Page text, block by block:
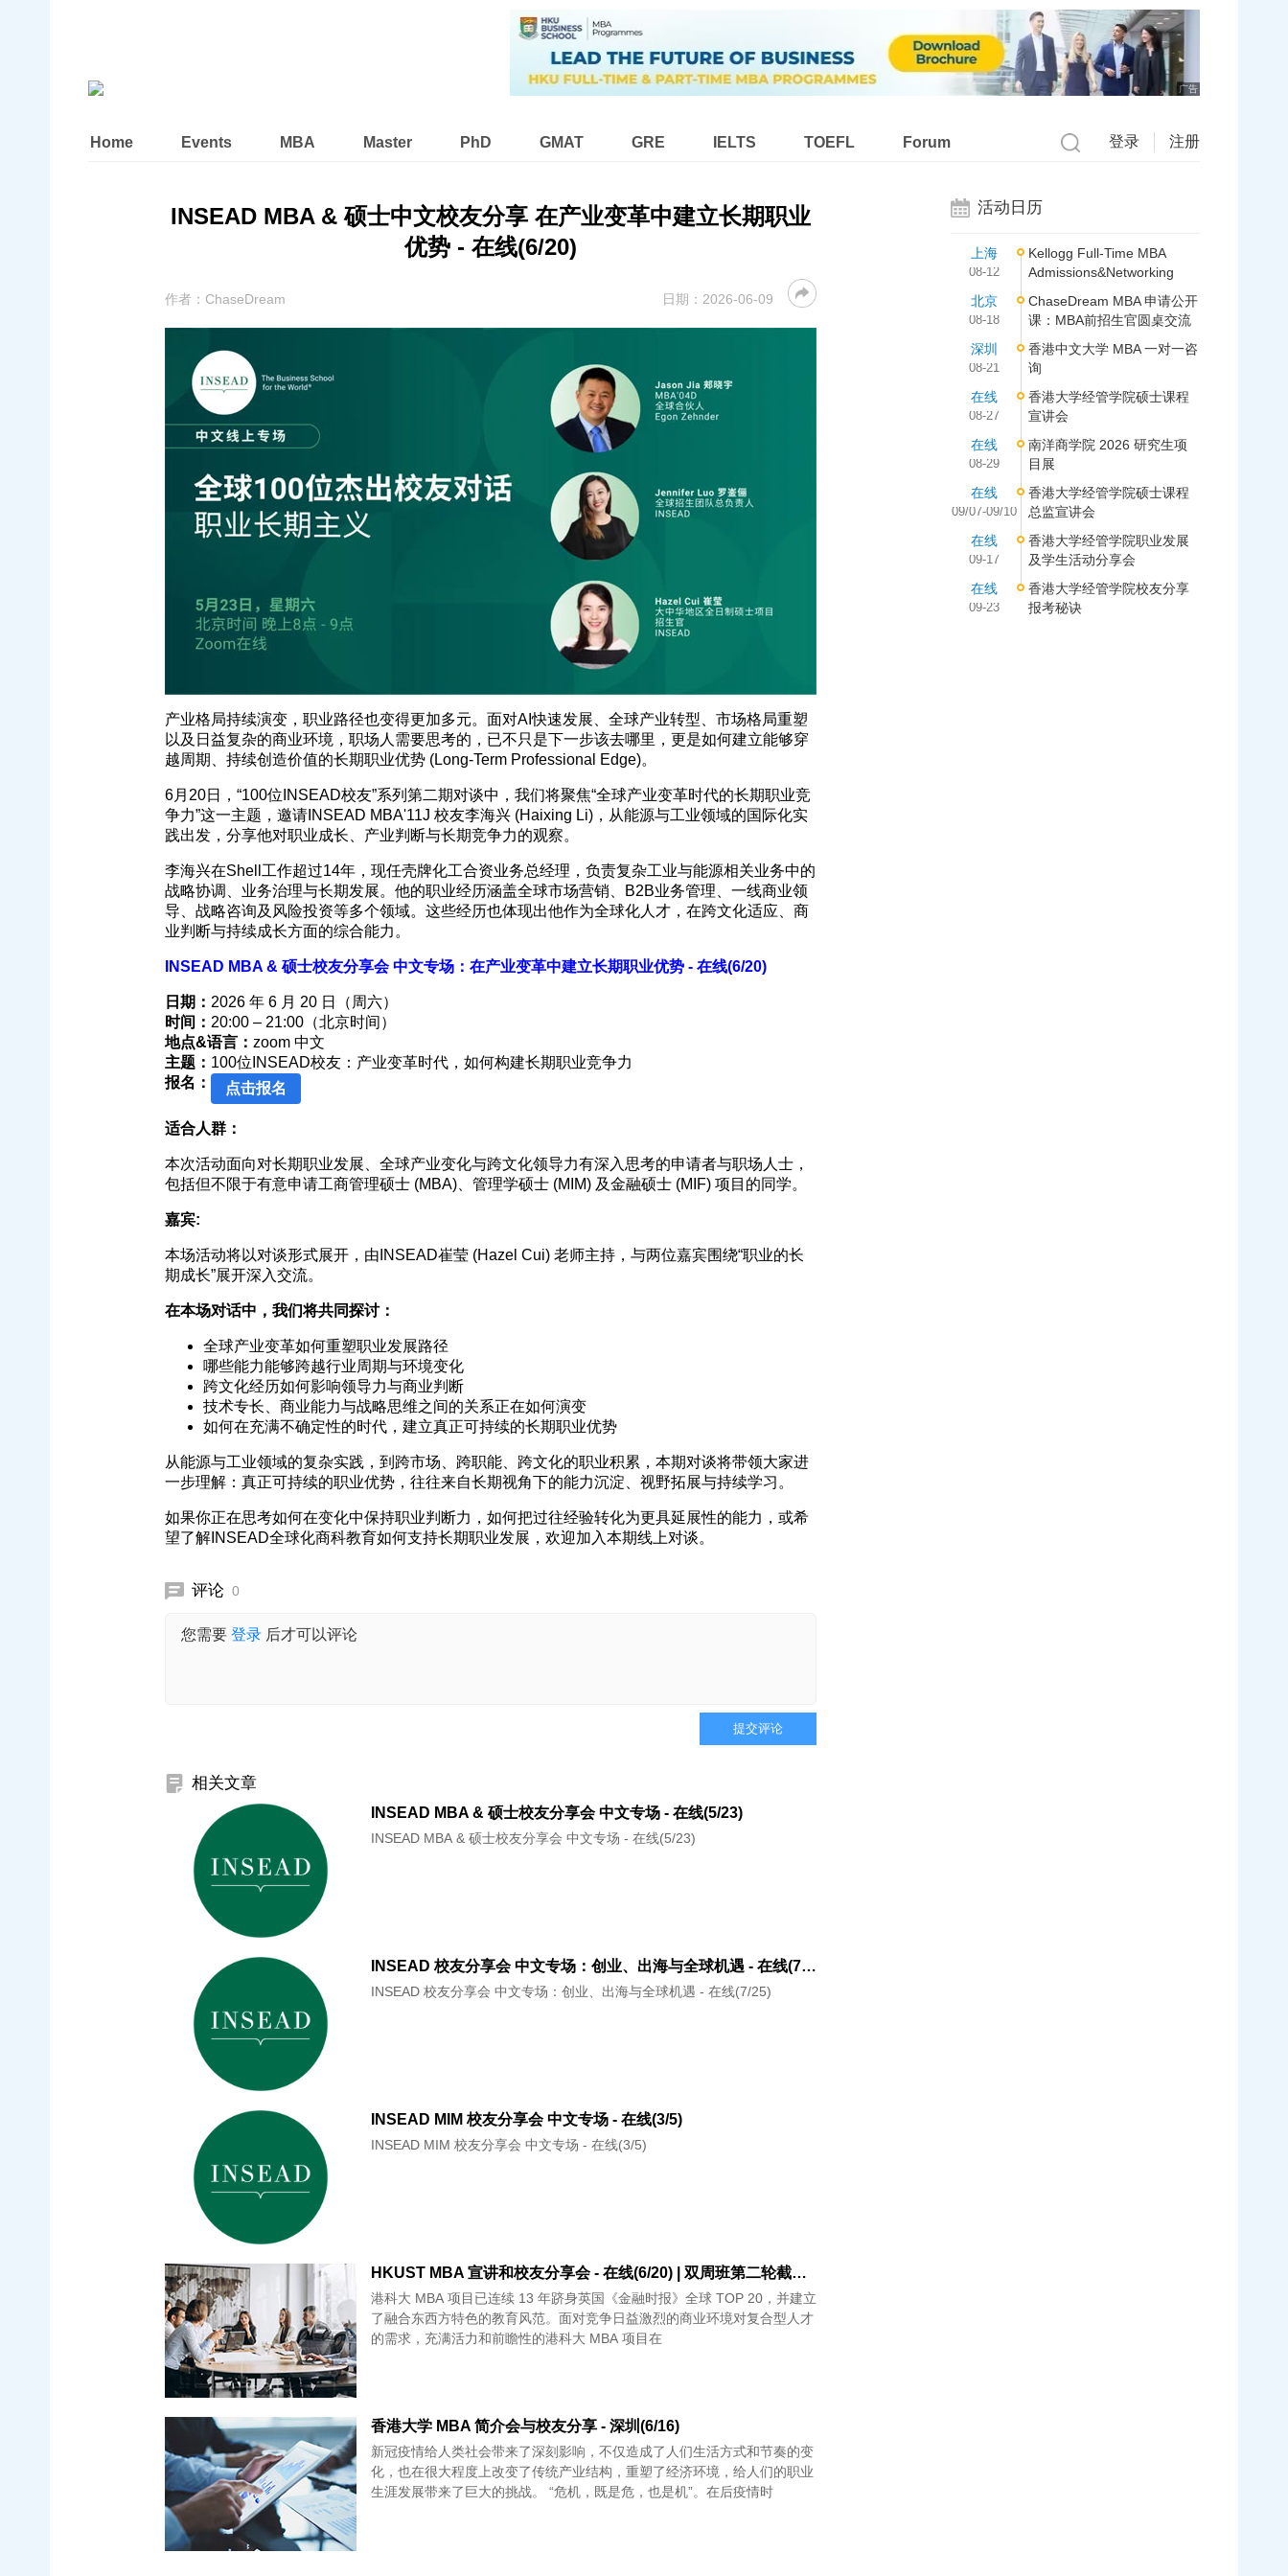
广告
Home Events MBA Master PhD GMAT GRE IELTS TOEFL Forum 登录 注册
INSEAD MBA & 硕士中文校友分享 在产业变革中建立长期职业
优势 - 在线(6/20)
作者： ChaseDream 日期： 2026-06-09
产业格局持续演变，职业路径也变得更加多元。面对AI快速发展、全球产业转型、市场格局重塑
以及日益复杂的商业环境，职场人需要思考的，已不只是下一步该去哪里，更是如何建立能够穿
越周期、持续创造价值的长期职业优势 (Long-Term Professional Edge)。
6月20日，“100位INSEAD校友”系列第二期对谈中，我们将聚焦“全球产业变革时代的长期职业竞
争力”这一主题，邀请INSEAD MBA'11J 校友李海兴 (Haixing Li)，从能源与工业领域的国际化实
践出发，分享他对职业成长、产业判断与长期竞争力的观察。
李海兴在Shell工作超过14年，现任壳牌化工合资业务总经理，负责复杂工业与能源相关业务中的
战略协调、业务治理与长期发展。他的职业经历涵盖全球市场营销、B2B业务管理、一线商业领
导、战略咨询及风险投资等多个领域。这些经历也体现出他作为全球化人才，在跨文化适应、商
业判断与持续成长方面的综合能力。
INSEAD MBA & 硕士校友分享会 中文专场：在产业变革中建立长期职业优势 - 在线(6/20)
日期： 2026 年 6 月 20 日（周六）
时间： 20:00 – 21:00（北京时间）
地点&语言： zoom 中文
主题： 100位INSEAD校友：产业变革时代，如何构建长期职业竞争力
报名：
点击报名
适合人群：
本次活动面向对长期职业发展、全球产业变化与跨文化领导力有深入思考的申请者与职场人士，
包括但不限于有意申请工商管理硕士 (MBA)、管理学硕士 (MIM) 及金融硕士 (MIF) 项目的同学。
嘉宾:
本场活动将以对谈形式展开，由INSEAD崔莹 (Hazel Cui) 老师主持，与两位嘉宾围绕“职业的长
期成长”展开深入交流。
在本场对话中，我们将共同探讨：
全球产业变革如何重塑职业发展路径
哪些能力能够跨越行业周期与环境变化
跨文化经历如何影响领导力与商业判断
技术专长、商业能力与战略思维之间的关系正在如何演变
如何在充满不确定性的时代，建立真正可持续的长期职业优势
从能源与工业领域的复杂实践，到跨市场、跨职能、跨文化的职业积累，本期对谈将带领大家进
一步理解：真正可持续的职业优势，往往来自长期视角下的能力沉淀、视野拓展与持续学习。
如果你正在思考如何在变化中保持职业判断力，如何把过往经验转化为更具延展性的能力，或希
望了解INSEAD全球化商科教育如何支持长期职业发展，欢迎加入本期线上对谈。
评论 0
您需要 登录 后才可以评论
提交评论
相关文章
INSEAD MBA & 硕士校友分享会 中文专场 - 在线(5/23)
INSEAD MBA & 硕士校友分享会 中文专场 - 在线(5/23)
INSEAD 校友分享会 中文专场：创业、出海与全球机遇 - 在线(7/25)
INSEAD 校友分享会 中文专场：创业、出海与全球机遇 - 在线(7/25)
INSEAD MIM 校友分享会 中文专场 - 在线(3/5)
INSEAD MIM 校友分享会 中文专场 - 在线(3/5)
HKUST MBA 宣讲和校友分享会 - 在线(6/20) | 双周班第二轮截止报名 6 月 30 日
港科大 MBA 项目已连续 13 年跻身英国《金融时报》全球 TOP 20，并建立
了融合东西方特色的教育风范。面对竞争日益激烈的商业环境对复合型人才
的需求，充满活力和前瞻性的港科大 MBA 项目在
香港大学 MBA 简介会与校友分享 - 深圳(6/16)
新冠疫情给人类社会带来了深刻影响，不仅造成了人们生活方式和节奏的变
化，也在很大程度上改变了传统产业结构，重塑了经济环境，给人们的职业
生涯发展带来了巨大的挑战。 “危机，既是危，也是机”。在后疫情时
活动日历
上海
08-12
Kellogg Full-Time MBA
Admissions&Networking
北京
08-18
ChaseDream MBA 申请公开
课：MBA前招生官圆桌交流
深圳
08-21
香港中文大学 MBA 一对一咨
询
在线
08-27
香港大学经管学院硕士课程
宣讲会
在线
08-29
南洋商学院 2026 研究生项
目展
在线
09/07-09/10
香港大学经管学院硕士课程
总监宣讲会
在线
09-17
香港大学经管学院职业发展
及学生活动分享会
在线
09-23
香港大学经管学院校友分享
报考秘诀